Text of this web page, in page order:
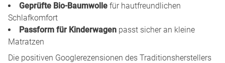
Geprüfte Bio-Baumwolle für hautfreundlichen
Schlafkomfort
Passform für Kinderwagen passt sicher an kleine
Matratzen
Die positiven Googlerezensionen des Traditionsherstellers